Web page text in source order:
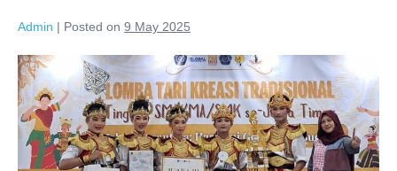
Admin | Posted on 9 May 2025
SMAN
1
Ngawi
Raih
Juara